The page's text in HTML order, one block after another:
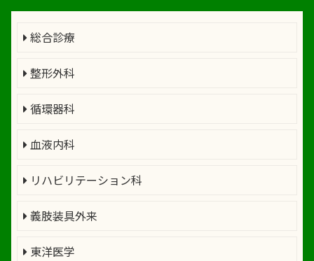
総合診療
整形外科
循環器科
血液内科
リハビリテーション科
義肢装具外来
東洋医学